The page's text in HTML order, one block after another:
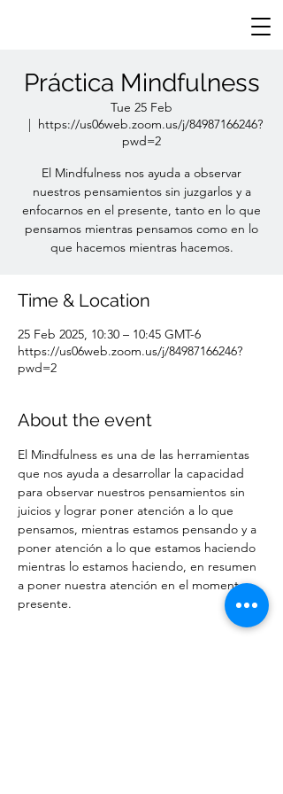
Práctica Mindfulness
Tue 25 Feb
  |
https://us06web.zoom.us/j/84987166246?
pwd=2
El Mindfulness nos ayuda a observar
nuestros pensamientos sin juzgarlos y a
enfocarnos en el presente, tanto en lo que
pensamos mientras pensamos como en lo
que hacemos mientras hacemos.
Time & Location
25 Feb 2025, 10:30 – 10:45 GMT-6
https://us06web.zoom.us/j/84987166246?
pwd=2
About the event
El Mindfulness es una de las herramientas
que nos ayuda a desarrollar la capacidad
para observar nuestros pensamientos sin
juicios y lograr poner atención a lo que
pensamos, mientras estamos pensando y a
poner atención a lo que estamos haciendo
mientras lo estamos haciendo, en resumen
a poner nuestra atención en el momento
presente.